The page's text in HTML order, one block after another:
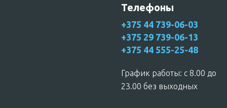
Телефоны
+375 44 739-06-03
+375 29 739-06-13
+375 44 555-25-48
График работы: c 8.00 до
23.00 без выходных